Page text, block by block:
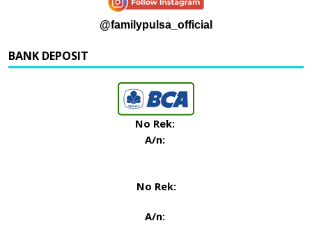
@familypulsa_official
BANK DEPOSIT
No Rek:
A/n:
No Rek:
A/n: